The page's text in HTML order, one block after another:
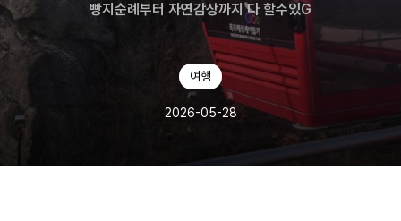
빵지순례부터 자연감상까지 다 할수있G
여행
2026-05-28